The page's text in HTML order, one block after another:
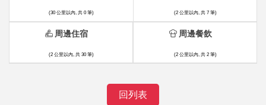
(30 公里以內, 共 0 筆) (2 公里以內, 共 7 筆)
周邊住宿
(2 公里以內, 共 30 筆)
周邊餐飲
(2 公里以內, 共 2 筆)
回列表